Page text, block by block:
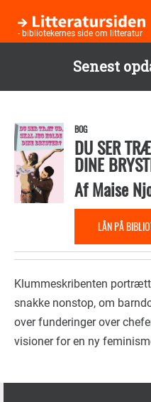
Senest
hovedindhold
- bibliotekernes side om litteratur
BOG
DU SER
DINE
AfMaise
LÅN PÅ
Klummeskribenten
snakke nonstop, om
over funderinger over
visioner for en ny